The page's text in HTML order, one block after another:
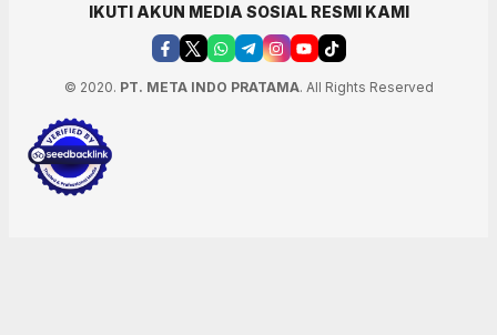
IKUTI AKUN MEDIA SOSIAL RESMI KAMI
© 2020. PT. META INDO PRATAMA. All Rights Reserved